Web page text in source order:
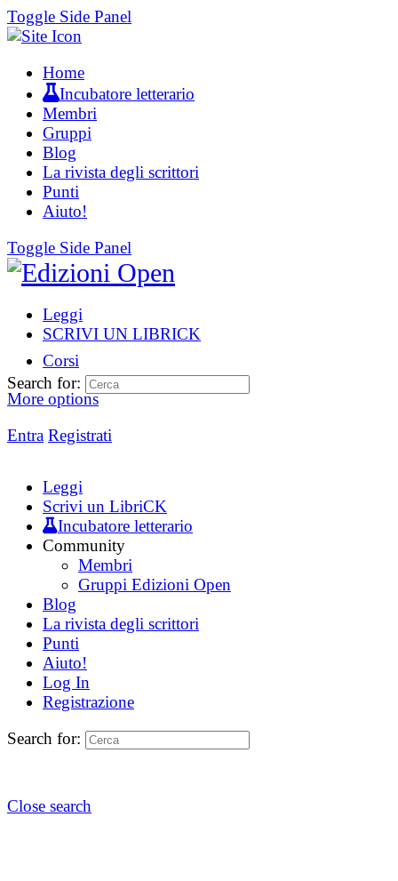
Toggle Side Panel
Home
Incubatore letterario
Membri
Gruppi
Blog
La rivista degli scrittori
Punti
Aiuto!
Toggle Side Panel
Leggi
SCRIVI UN LIBRICK
Corsi
More options
Entra Registrati
Search for:
Leggi
Scrivi un LibriCK
Incubatore letterario
Community
Membri
Gruppi Edizioni Open
Blog
La rivista degli scrittori
Punti
Aiuto!
Log In
Registrazione
Search for:
Close search